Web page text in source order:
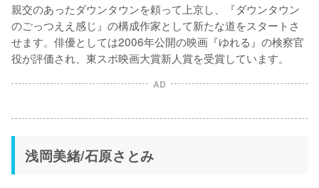
親交のあったダウンタウンを頼って上京し、『ダウンタウン
のごっつええ感じ』の構成作家として新たな道をスタートさ
せます。俳優としては2006年公開の映画『ゆれる』の検察官
役が評価され、東スポ映画大賞新人賞を受賞しています。
AD
浅岡美緒/石原さとみ